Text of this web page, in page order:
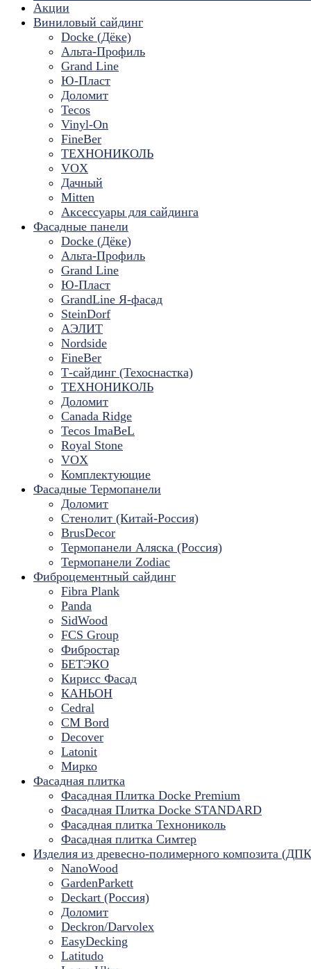
Акции
Виниловый сайдинг
Docke (Дёке)
Альта-Профиль
Grand Line
Ю-Пласт
Доломит
Tecos
Vinyl-On
FineBer
ТЕХНОНИКОЛЬ
VOX
Дачный
Mitten
Аксессуары для сайдинга
Фасадные панели
Docke (Дёке)
Альта-Профиль
Grand Line
Ю-Пласт
GrandLine Я-фасад
SteinDorf
АЭЛИТ
Nordside
FineBer
Т-сайдинг (Техоснастка)
ТЕХНОНИКОЛЬ
Доломит
Canada Ridge
Tecos ImaBeL
Royal Stone
VOX
Комплектующие
Фасадные Термопанели
Доломит
Стенолит (Китай-Россия)
BrusDecor
Термопанели Аляска (Россия)
Термопанели Zodiac
Фиброцементный сайдинг
Fibra Plank
Panda
SidWood
FCS Group
Фибростар
БЕТЭКО
Кирисс Фасад
КАНЬОН
Cedral
CM Bord
Decover
Latonit
Мирко
Фасадная плитка
Фасадная Плитка Docke Premium
Фасадная Плитка Docke STANDARD
Фасадная плитка Технониколь
Фасадная плитка Симтер
Изделия из древесно-полимерного композита
NanoWood
GardenParkett
Deckart (Россия)
Доломит
Deckron/Darvolex
EasyDecking
Latitudo